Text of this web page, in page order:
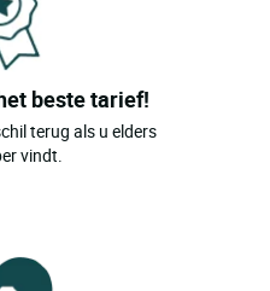
beste tarief!
terug als u elders
vindt.